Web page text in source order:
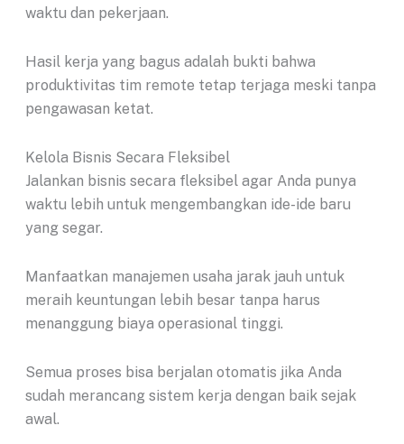
waktu dan pekerjaan.
Hasil kerja yang bagus adalah bukti bahwa
produktivitas tim remote tetap terjaga meski tanpa
pengawasan ketat.
Kelola Bisnis Secara Fleksibel
Jalankan bisnis secara fleksibel agar Anda punya
waktu lebih untuk mengembangkan ide-ide baru
yang segar.
Manfaatkan manajemen usaha jarak jauh untuk
meraih keuntungan lebih besar tanpa harus
menanggung biaya operasional tinggi.
Semua proses bisa berjalan otomatis jika Anda
sudah merancang sistem kerja dengan baik sejak
awal.